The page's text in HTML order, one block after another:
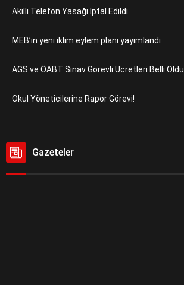
Akıllı Telefon Yasağı İptal Edildi
MEB’in yeni iklim eylem planı yayımlandı
AGS ve ÖABT Sınav Görevli Ücretleri Belli Oldu
Okul Yöneticilerine Rapor Görevi!
Gazeteler